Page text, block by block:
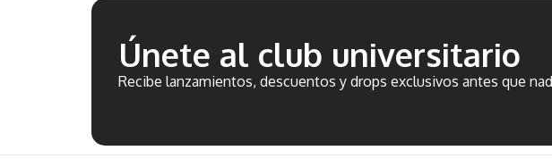
Únete al club universitario
Recibe lanzamientos, descuentos y drops exclusivos antes que